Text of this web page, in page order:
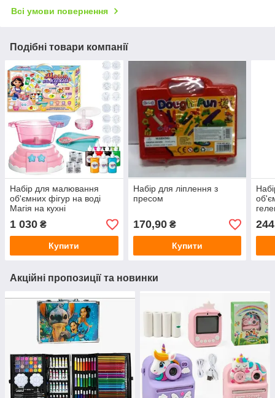
Всі умови повернення
Подібні товари компанії
Набір для малювання
об'ємних фігур на воді
Магія на кухні
1 030 ₴
Купити
Набір для ліплення з
пресом
170,90₴
Купити
244
Акційні пропозиції та новинки